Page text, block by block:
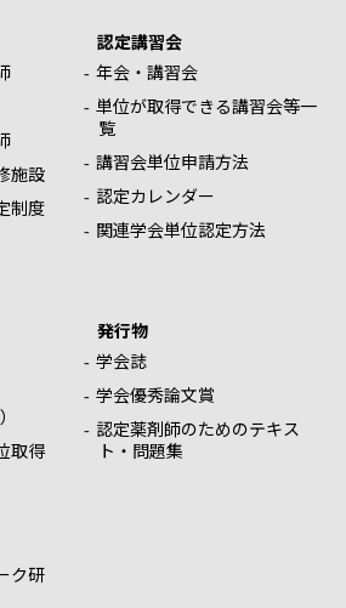
施設
制度
認定講習会
年会・講習会
単位が取得できる講習会等一
覧
講習会単位申請方法
認定カレンダー
関連学会単位認定方法
取得
ク研
発行物
学会誌
学会優秀論文賞
認定薬剤師のためのテキス
ト・問題集